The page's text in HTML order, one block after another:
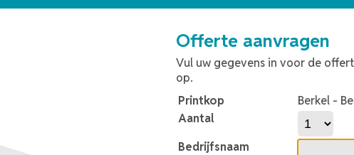
Offerte aanvragen
Vul uw gegevens in voor de
op.
Printkop
Berkel -
Aantal
Bedrijfsnaam